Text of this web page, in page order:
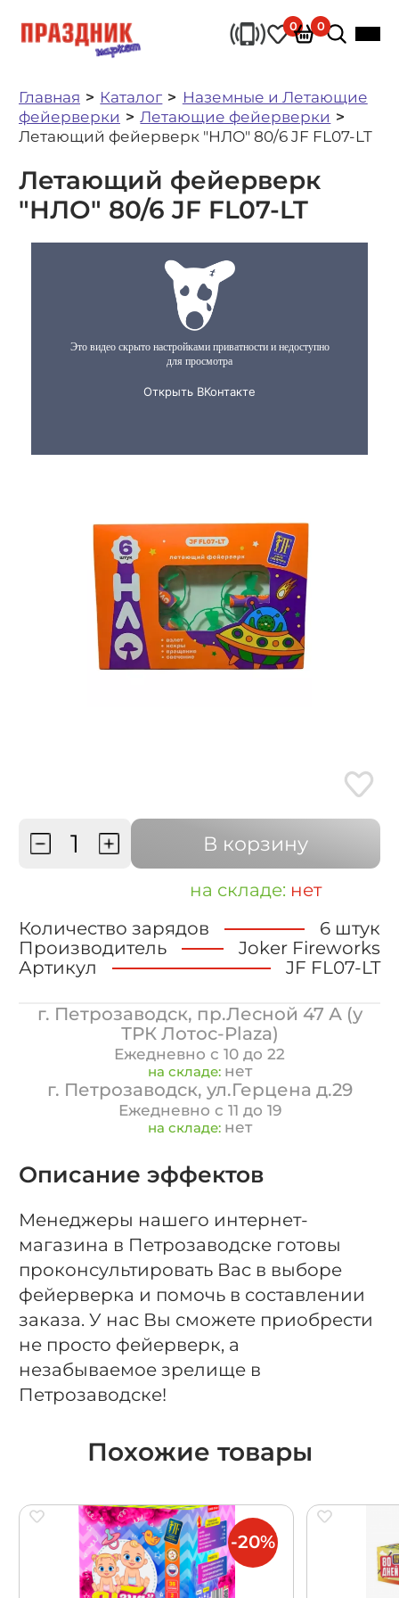
0 0
Главная Каталог
Наземные и Летающие
фейерверки
Летающие фейерверки
Летающий фейерверк "НЛО" 80/6 JF FL07-LT
Летающий фейерверк
"НЛО" 80/6 JF FL07-LT
В корзину
на складе: нет
Количество зарядов
6 штук
Производитель
Joker Fireworks
Артикул
JF FL07-LT
г. Петрозаводск, пр.Лесной 47 А (у
ТРК Лотос-Plaza)
Ежедневно с 10 до 22
на складе: нет
г. Петрозаводск, ул.Герцена д.29
Ежедневно с 11 до 19
на складе: нет
Описание эффектов
Менеджеры нашего интернет-
магазина в Петрозаводске готовы
проконсультировать Вас в выборе
фейерверка и помочь в составлении
заказа. У нас Вы сможете приобрести
не просто фейерверк, а
незабываемое зрелище в
Петрозаводске!
Похожие товары
-20%